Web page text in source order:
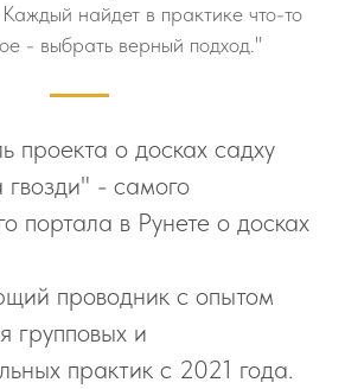
найдет в практике что-то
- выбрать верный подход."
проекта о досках садху
гвозди" - самого
портала в Рунете о досках
проводник с опытом
групповых и
практик с 2021 года.